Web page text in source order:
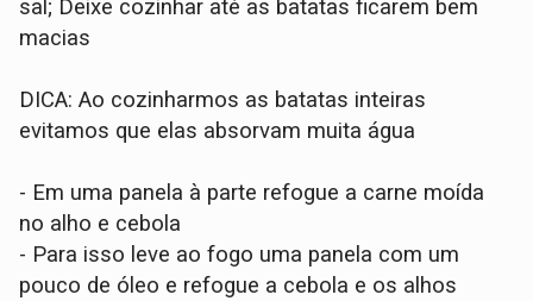
sal; Deixe cozinhar até as batatas ficarem bem
macias
DICA: Ao cozinharmos as batatas inteiras
evitamos que elas absorvam muita água
- Em uma panela à parte refogue a carne moída
no alho e cebola
- Para isso leve ao fogo uma panela com um
pouco de óleo e refogue a cebola e os alhos